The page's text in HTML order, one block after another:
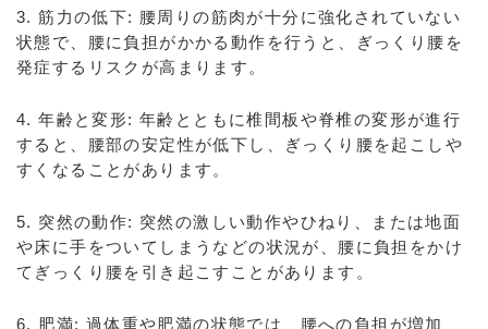
3. 筋力の低下: 腰周りの筋肉が十分に強化されていない
状態で、腰に負担がかかる動作を行うと、ぎっくり腰を
発症するリスクが高まります。
4. 年齢と変形: 年齢とともに椎間板や脊椎の変形が進行
すると、腰部の安定性が低下し、ぎっくり腰を起こしや
すくなることがあります。
5. 突然の動作: 突然の激しい動作やひねり、または地面
や床に手をついてしまうなどの状況が、腰に負担をかけ
てぎっくり腰を引き起こすことがあります。
6. 肥満: 過体重や肥満の状態では、腰への負担が増加